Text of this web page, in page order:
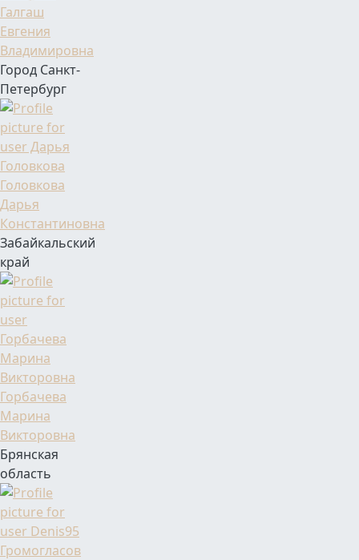
Фамилия Имя Отчество
Галгаш
Евгения
Владимировна
Город Санкт-
Петербург
Фамилия Имя Отчество
Головкова
Дарья
Константиновна
Забайкальский
край
Фамилия Имя Отчество
Горбачева
Марина
Викторовна
Брянская
область
Фамилия Имя Отчество
Громогласов